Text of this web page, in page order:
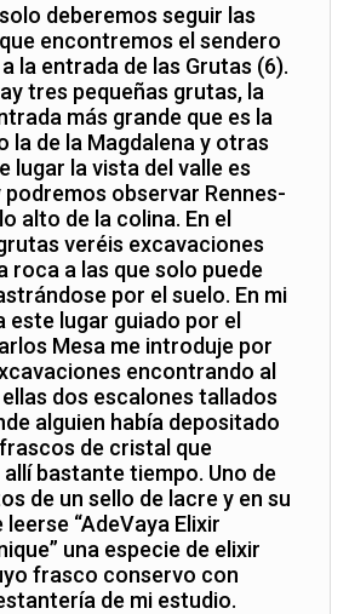
deberemos seguir las
encontremos el sendero
la entrada de las Grutas (6).
tres pequeñas grutas, la
más grande que es la
la de la Magdalena y otras
lugar la vista del valle es
observar Rennes-
alto de la colina. En el
veréis excavaciones
roca a las que solo puede
por el suelo. En mi
este lugar guiado por el
Mesa me introduje por
encontrando al
dos escalones tallados
alguien había depositado
de cristal que
bastante tiempo. Uno de
de un sello de lacre y en su
“AdeVaya Elixir
una especie de elixir
frasco conservo con
de mi estudio.